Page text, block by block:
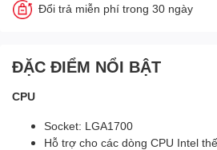
Đổi trả miễn phí trong 30 ngày
ĐẶC ĐIỂM NỔI BẬT
CPU
Socket: LGA1700
Hỗ trợ cho các dòng CPU Intel